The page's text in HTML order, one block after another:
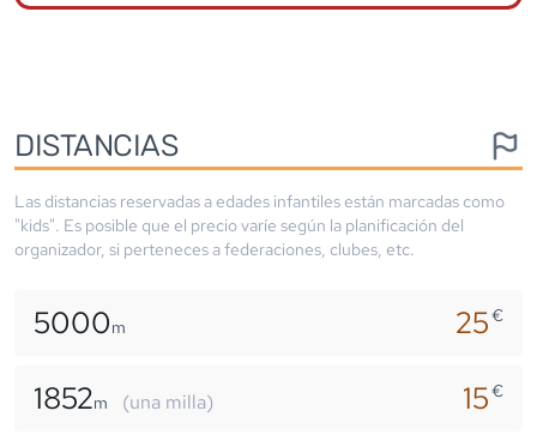
DISTANCIAS
Las distancias reservadas a edades infantiles están marcadas como
"kids". Es posible que el precio varíe según la planificación del
organizador, si perteneces a federaciones, clubes, etc.
5000m 25€
1852m (una milla) 15€